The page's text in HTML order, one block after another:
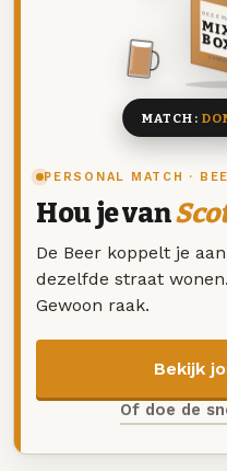
PERSONAL MATCH ·
Hou je van
De Beer koppelt je
dezelfde straat
Gewoon raak.
Bekijk
Of doe de
DEZE
8 BIEREN
MATCH: